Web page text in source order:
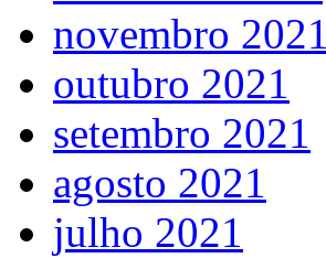
novembro 2021
outubro 2021
setembro 2021
agosto 2021
julho 2021